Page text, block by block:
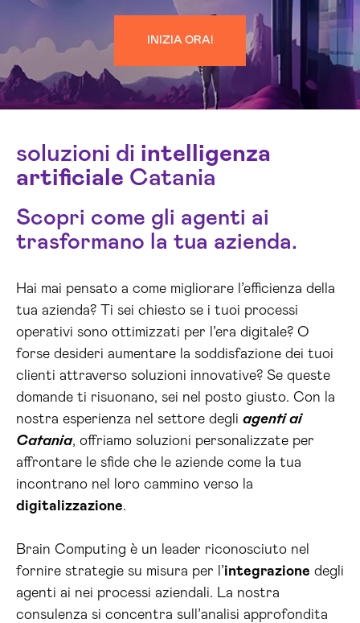
INIZIA ORA!
soluzioni di intelligenza
artificiale Catania
Scopri come gli agenti ai
trasformano la tua azienda.
Hai mai pensato a come migliorare l’efficienza della
tua azienda? Ti sei chiesto se i tuoi processi
operativi sono ottimizzati per l’era digitale? O
forse desideri aumentare la soddisfazione dei tuoi
clienti attraverso soluzioni innovative? Se queste
domande ti risuonano, sei nel posto giusto. Con la
nostra esperienza nel settore degli agenti ai
Catania, offriamo soluzioni personalizzate per
affrontare le sfide che le aziende come la tua
incontrano nel loro cammino verso la
digitalizzazione.
Brain Computing è un leader riconosciuto nel
fornire strategie su misura per l’integrazione degli
agenti ai nei processi aziendali. La nostra
consulenza si concentra sull’analisi approfondita